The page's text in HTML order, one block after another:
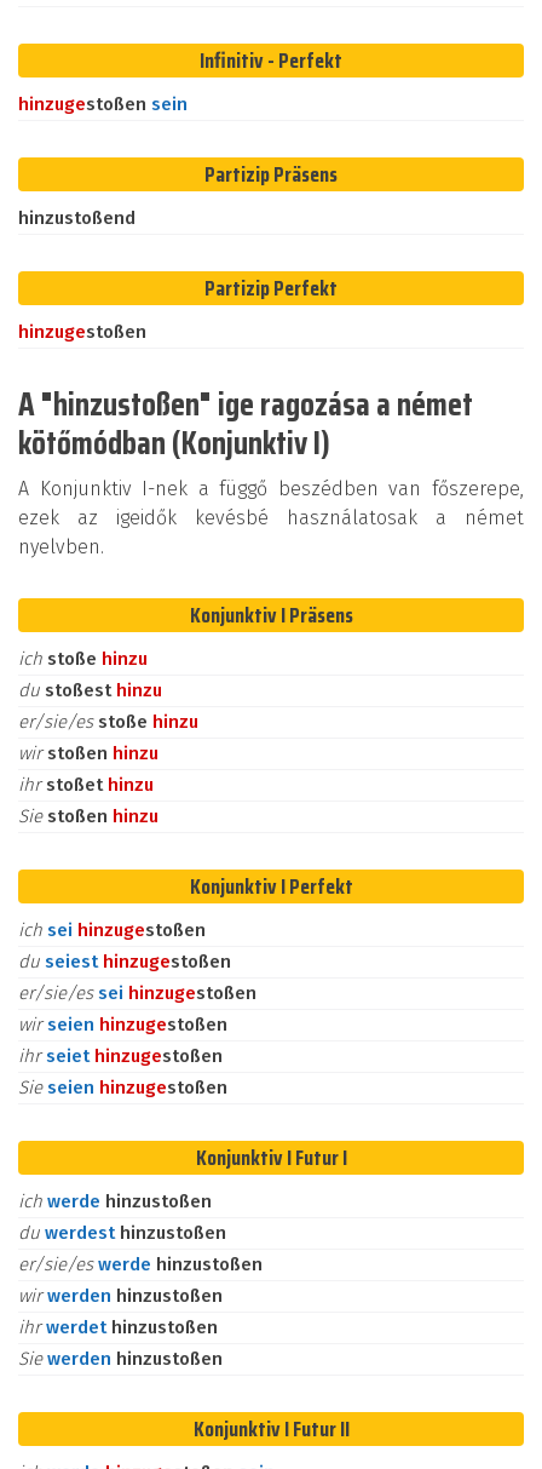
Infinitiv - Perfekt
hinzugestoßen sein
Partizip Präsens
hinzustoßend
Partizip Perfekt
hinzugestoßen
A "hinzustoßen" ige ragozása a német
kötőmódban (Konjunktiv I)
A Konjunktiv I-nek a függő beszédben van főszerepe,
ezek az igeidők kevésbé használatosak a német
nyelvben.
Konjunktiv I Präsens
ich stoße hinzu
du stoßest hinzu
er/sie/es stoße hinzu
wirstoßen hinzu
ihrstoßet hinzu
Sie stoßen hinzu
Konjunktiv I Perfekt
ich sei hinzugestoßen
du seiest hinzugestoßen
er/sie/essei hinzugestoßen
wirseien hinzugestoßen
ihrseiet hinzugestoßen
Sieseien hinzugestoßen
Konjunktiv I Futur I
ich werde hinzustoßen
du werdest hinzustoßen
er/sie/eswerde hinzustoßen
wirwerden hinzustoßen
ihrwerdet hinzustoßen
Siewerden hinzustoßen
Konjunktiv I Futur II